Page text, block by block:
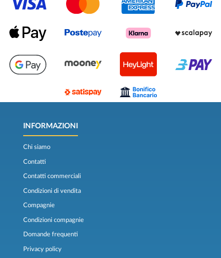
INFORMAZIONI
Chi siamo
Contatti
Contatti commerciali
Condizioni di vendita
Compagnie
Condizioni compagnie
Domande frequenti
Privacy policy